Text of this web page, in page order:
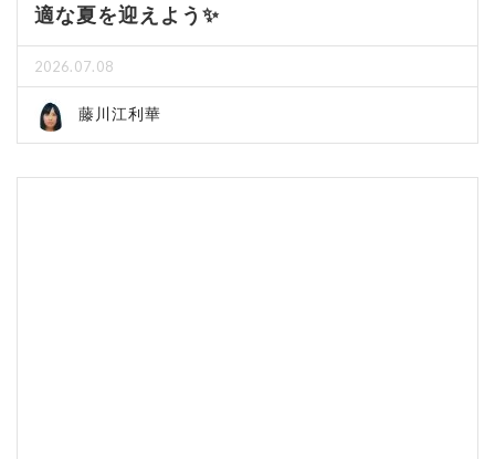
適な夏を迎えよう✨
2026.07.08
藤川江利華